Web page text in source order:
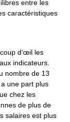
entre les
caractéristiques
d’œil les
indicateurs.
nombre de 13
une part plus
chez les
de plus de
salaires est plus